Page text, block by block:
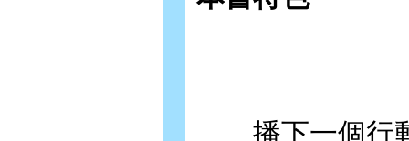
播下一個行動